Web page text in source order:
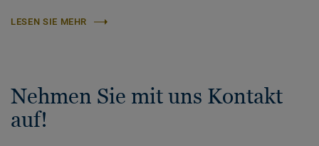
LESEN SIE MEHR
Nehmen Sie mit uns Kontakt
auf!